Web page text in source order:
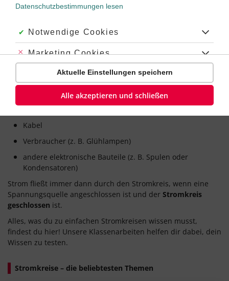
Welche Regeln gelten in Stromkreisen?
Was sind Stromkreise?
Stromkreissorgt dafür, dass der Strom von der Quelle zu
dem Gerät fließt, das du mit Strom versorgen möchtest. Er
besteht meistens aus diesen Teilen:
Kabel
Verbraucher (z. B. Glühlampen)
andere elektronische Bauteile (z. B. Spulen oder
Kondensatoren)
Strom fließt immer dann durch den Stromkreis, wenn eine
Spannungsquelle angeschlossen ist und der Stromkreis
geschlossen ist.
Alles, was du zu einfachen Stromkreisen wissen musst,
findest du hier! Unsere Klassenarbeiten helfen dir dabei, dein
Wissen zu testen.
Stromkreise – die beliebtesten Themen
Datenschutzbestimmungen lesen
Akzeptiert:
Notwendige Cookies
Abgelehnt:
Marketing Cookies
Abgelehnt:
Personalisierungs-Cookies
Aktuelle Einstellungen speichern
Alle akzeptieren und schließen